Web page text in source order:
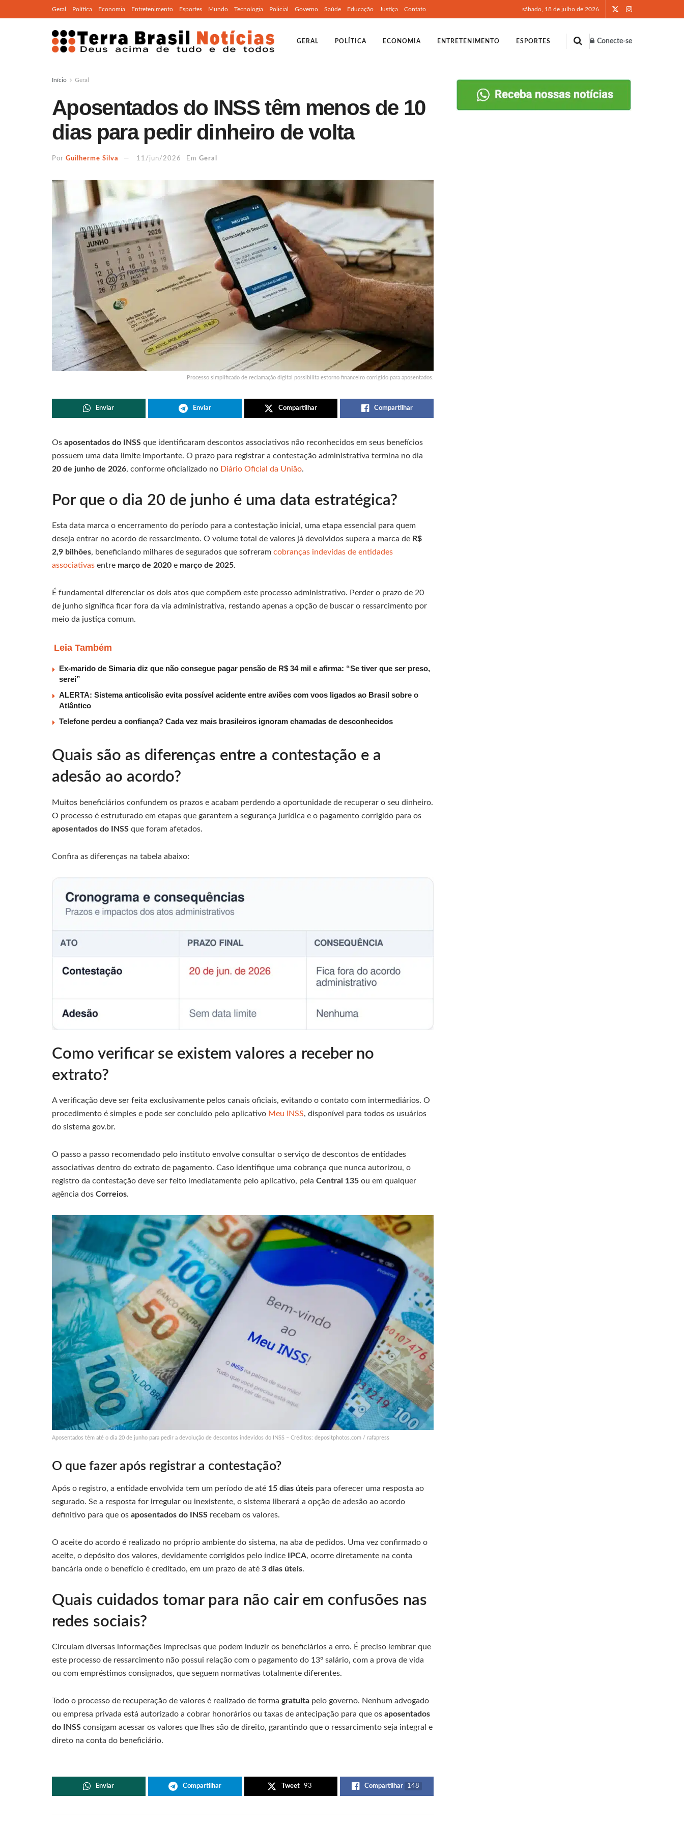
Geral Política Economia Entretenimento Esportes Mundo Tecnologia Policial Governo Saúde Educação Justiça Contato sábado, 18 de julho de 2026
GERAL POLÍTICA ECONOMIA ENTRETENIMENTO ESPORTES Conecte-se
Início Geral
Aposentados do INSS têm menos de 10
dias para pedir dinheiro de volta
Por Guilherme Silva 11/jun/2026 Em Geral
Processo simplificado de reclamação digital possibilita estorno financeiro corrigido para aposentados.
Enviar Enviar Compartilhar Compartilhar
Os aposentados do INSS que identificaram descontos associativos não reconhecidos em seus benefícios
possuem uma data limite importante. O prazo para registrar a contestação administrativa termina no dia
20 de junho de 2026, conforme oficializado no Diário Oficial da União.
Por que o dia 20 de junho é uma data estratégica?
Esta data marca o encerramento do período para a contestação inicial, uma etapa essencial para quem
deseja entrar no acordo de ressarcimento. O volume total de valores já devolvidos supera a marca de R$
2,9 bilhões, beneficiando milhares de segurados que sofreram cobranças indevidas de entidades
associativas entre março de 2020 e março de 2025.
É fundamental diferenciar os dois atos que compõem este processo administrativo. Perder o prazo de 20
de junho significa ficar fora da via administrativa, restando apenas a opção de buscar o ressarcimento por
meio da justiça comum.
Leia Também
Ex-marido de Simaria diz que não consegue pagar pensão de R$ 34 mil e afirma: “Se tiver que ser preso,
serei”
ALERTA: Sistema anticolisão evita possível acidente entre aviões com voos ligados ao Brasil sobre o
Atlântico
Telefone perdeu a confiança? Cada vez mais brasileiros ignoram chamadas de desconhecidos
Quais são as diferenças entre a contestação e a
adesão ao acordo?
Muitos beneficiários confundem os prazos e acabam perdendo a oportunidade de recuperar o seu dinheiro.
O processo é estruturado em etapas que garantem a segurança jurídica e o pagamento corrigido para os
aposentados do INSS que foram afetados.
Confira as diferenças na tabela abaixo:
Como verificar se existem valores a receber no
extrato?
A verificação deve ser feita exclusivamente pelos canais oficiais, evitando o contato com intermediários. O
procedimento é simples e pode ser concluído pelo aplicativo Meu INSS, disponível para todos os usuários
do sistema gov.br.
O passo a passo recomendado pelo instituto envolve consultar o serviço de descontos de entidades
associativas dentro do extrato de pagamento. Caso identifique uma cobrança que nunca autorizou, o
registro da contestação deve ser feito imediatamente pelo aplicativo, pela Central 135 ou em qualquer
agência dos Correios.
Aposentados têm até o dia 20 de junho para pedir a devolução de descontos indevidos do INSS – Créditos: depositphotos.com / rafapress
O que fazer após registrar a contestação?
Após o registro, a entidade envolvida tem um período de até 15 dias úteis para oferecer uma resposta ao
segurado. Se a resposta for irregular ou inexistente, o sistema liberará a opção de adesão ao acordo
definitivo para que os aposentados do INSS recebam os valores.
O aceite do acordo é realizado no próprio ambiente do sistema, na aba de pedidos. Uma vez confirmado o
aceite, o depósito dos valores, devidamente corrigidos pelo índice
IPCA, ocorre diretamente na conta
bancária onde o benefício é creditado, em um prazo de até 3 dias úteis.
Quais cuidados tomar para não cair em confusões nas
redes sociais?
Circulam diversas informações imprecisas que podem induzir os beneficiários a erro. É preciso lembrar que
este processo de ressarcimento não possui relação com o pagamento do 13º salário, com a prova de vida
ou com empréstimos consignados, que seguem normativas totalmente diferentes.
Todo o processo de recuperação de valores é realizado de forma gratuita pelo governo. Nenhum advogado
ou empresa privada está autorizado a cobrar honorários ou taxas de antecipação para que os aposentados
do INSS consigam acessar os valores que lhes são de direito, garantindo que o ressarcimento seja integral e
direto na conta do beneficiário.
Enviar Compartilhar Tweet 93 Compartilhar 148